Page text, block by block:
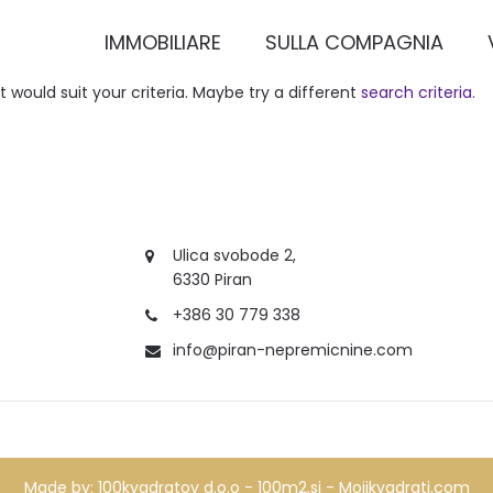
IMMOBILIARE SULLA COMPAGNIA
suit your criteria. Maybe try a different search criteria.
Ulica svobode 2,
6330 Piran
+386 30 779 338
info@piran-nepremicnine.com
Made by: 100kvadratov d.o.o - 100m2.si - Mojikvadrati.com